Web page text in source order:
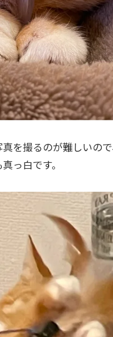
を撮るのが難しいの
っ白です。